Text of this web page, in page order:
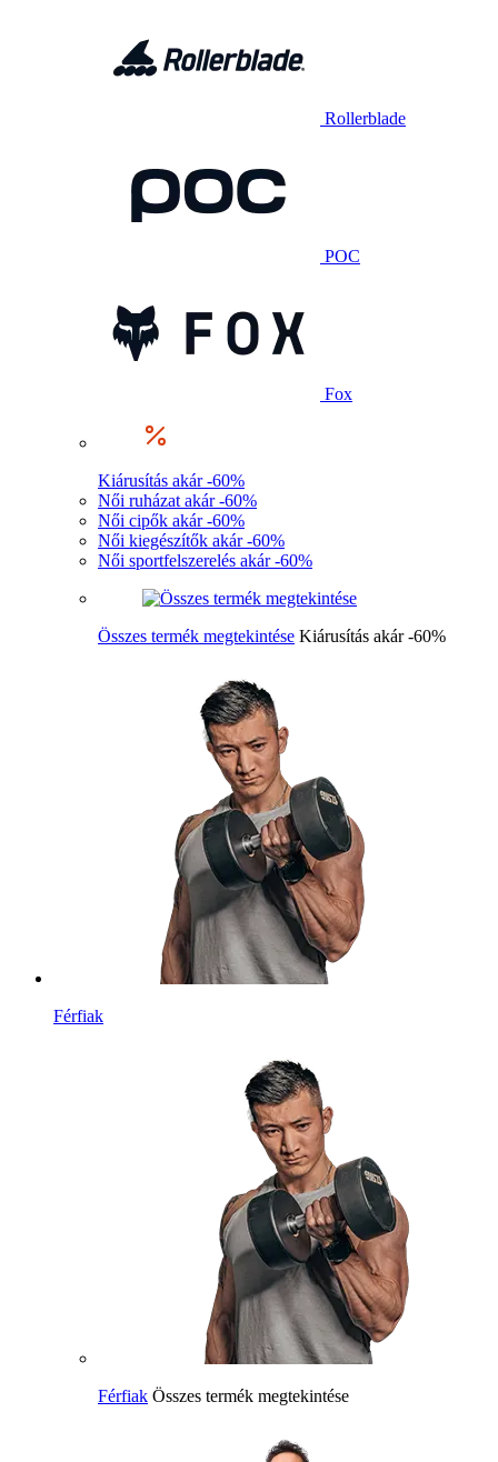
Rollerblade
POC
Fox
Kiárusítás akár -60%
Női ruházat akár -60%
Női cipők akár -60%
Női kiegészítők akár -60%
Női sportfelszerelés akár -60%
Összes termék megtekintése Kiárusítás akár -60%
Férfiak
Férfiak Összes termék megtekintése